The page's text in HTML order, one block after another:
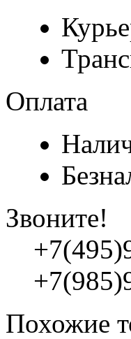
Оплата
Звоните!
Похожие